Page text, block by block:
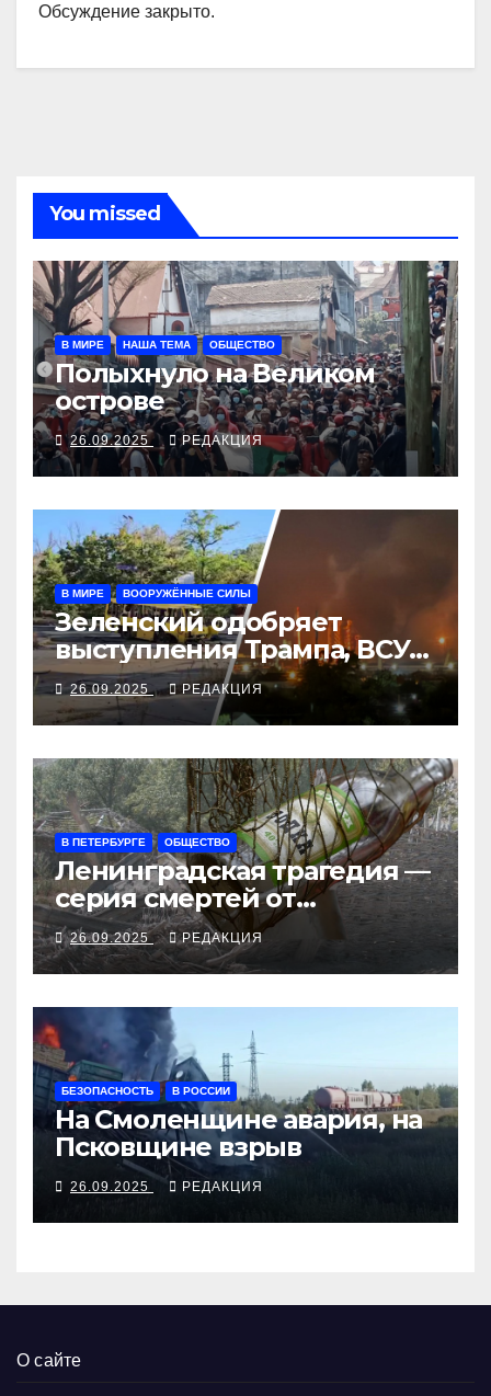
Обсуждение закрыто.
You missed
В МИРЕ НАША ТЕМА ОБЩЕСТВО
Полыхнуло на Великом
острове
26.09.2025 РЕДАКЦИЯ
В МИРЕ ВООРУЖЁННЫЕ СИЛЫ
Зеленский одобряет
выступления Трампа, ВСУ
закрыли Добропольский
рубеж
26.09.2025 РЕДАКЦИЯ
В ПЕТЕРБУРГЕ ОБЩЕСТВО
Ленинградская трагедия —
серия смертей от
алкосуррогата
26.09.2025 РЕДАКЦИЯ
БЕЗОПАСНОСТЬ В РОССИИ
На Смоленщине авария, на
Псковщине взрыв
26.09.2025 РЕДАКЦИЯ
О сайте